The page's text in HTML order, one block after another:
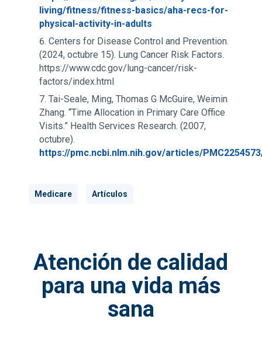
living/fitness/fitness-basics/aha-recs-for-
physical-activity-in-adults
Centers for Disease Control and Prevention.
(2024, octubre 15). Lung Cancer Risk Factors.
https://www.cdc.gov/lung-cancer/risk-
factors/index.html
Tai-Seale, Ming, Thomas G McGuire, Weimin
Zhang. “Time Allocation in Primary Care Office
Visits.” Health Services Research. (2007,
octubre).
https://pmc.ncbi.nlm.nih.gov/articles/
Medicare Artículos
Atención de calidad
para una vida más
sana